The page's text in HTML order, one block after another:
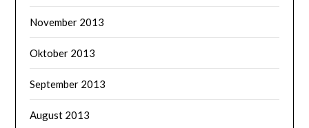
November 2013
Oktober 2013
September 2013
August 2013